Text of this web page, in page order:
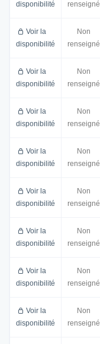
disponibilité renseigné
Voir la
disponibilité
Non
renseigné
Voir la
disponibilité
Non
renseigné
Voir la
disponibilité
Non
renseigné
Voir la
disponibilité
Non
renseigné
Voir la
disponibilité
Non
renseigné
Voir la
disponibilité
Non
renseigné
Voir la
disponibilité
Non
renseigné
Voir la
disponibilité
Non
renseigné